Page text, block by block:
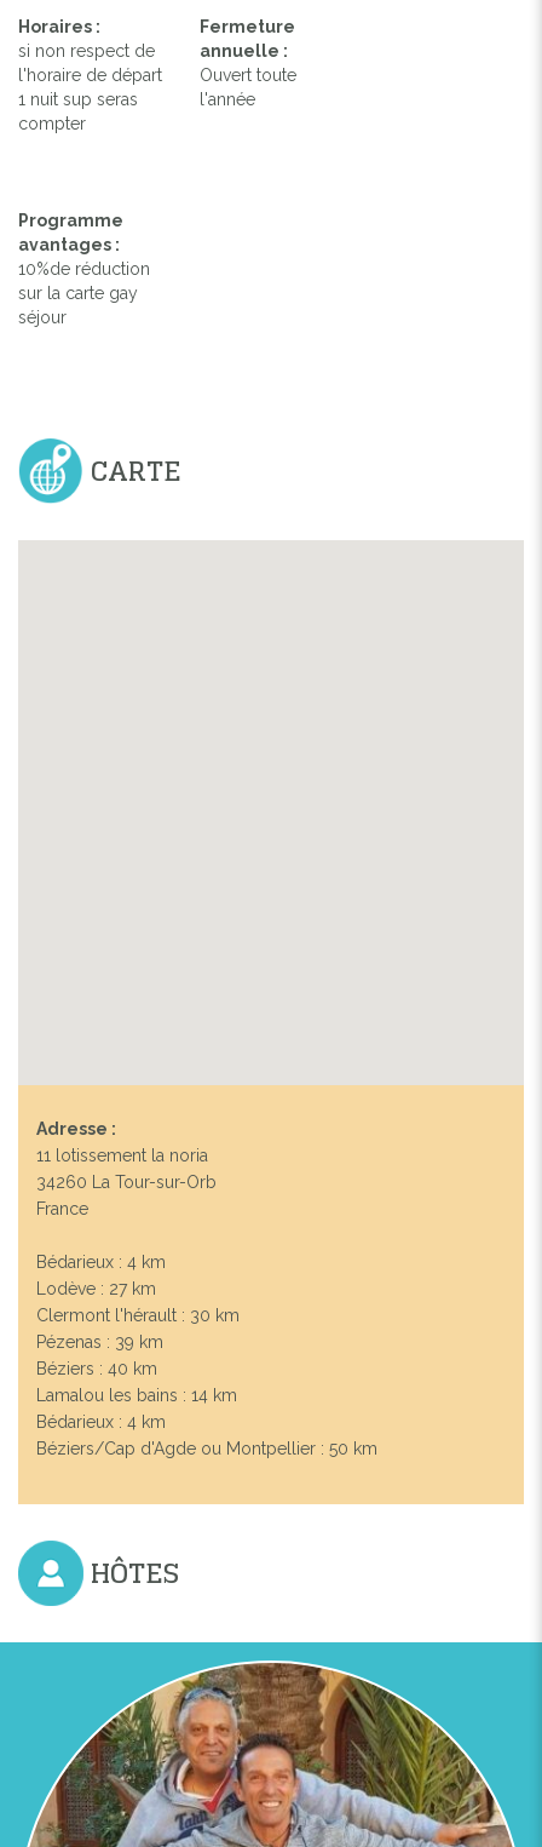
Horaires :
si non respect de
l'horaire de départ
1 nuit sup seras
compter
Fermeture
annuelle :
Ouvert toute
l'année
Programme
avantages :
10%de réduction
sur la carte gay
séjour
CARTE
Adresse :
11 lotissement la noria
34260 La Tour-sur-Orb
France
Bédarieux : 4 km
Lodève : 27 km
Clermont l'hérault : 30 km
Pézenas : 39 km
Béziers : 40 km
Lamalou les bains : 14 km
Bédarieux : 4 km
Béziers/Cap d'Agde ou Montpellier : 50 km
HÔTES